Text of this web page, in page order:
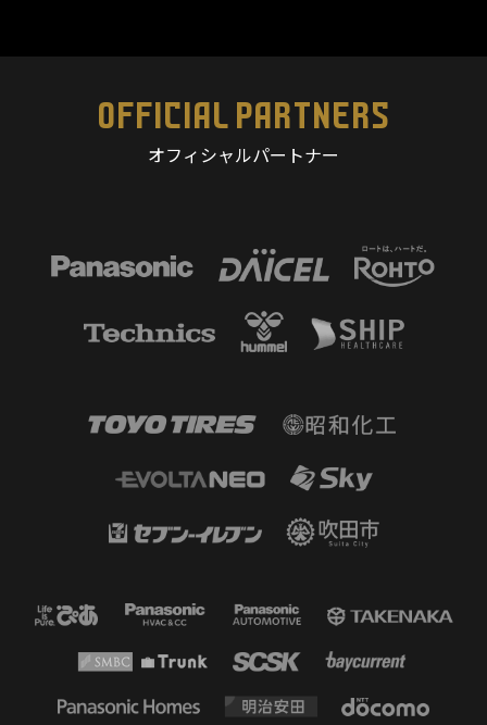
OFFICIAL PARTNERS
オフィシャルパートナー